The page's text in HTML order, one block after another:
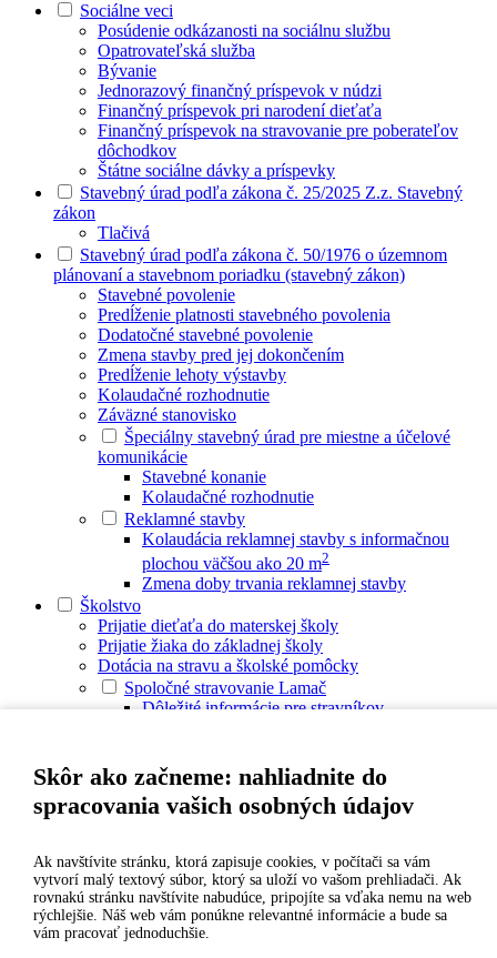
Skôr ako začneme: nahliadnite do
spracovania vašich osobných údajov
Ak navštívite stránku, ktorá zapisuje cookies, v počítači sa vám
vytvorí malý textový súbor, ktorý sa uloží vo vašom prehliadači. Ak
rovnakú stránku navštívite nabudúce, pripojíte sa vďaka nemu na web
rýchlejšie. Náš web vám ponúkne relevantné informácie a bude sa
vám pracovať jednoduchšie.
Sociálne veci
Posúdenie odkázanosti na sociálnu službu
Opatrovateľská služba
Bývanie
Jednorazový finančný príspevok v núdzi
Finančný príspevok pri narodení dieťaťa
Finančný príspevok na stravovanie pre poberateľov
dôchodkov
Štátne sociálne dávky a príspevky
Stavebný úrad podľa zákona č. 25/2025 Z.z. Stavebný
zákon
Tlačivá
Stavebný úrad podľa zákona č. 50/1976 o územnom
plánovaní a stavebnom poriadku (stavebný zákon)
Stavebné povolenie
Predĺženie platnosti stavebného povolenia
Dodatočné stavebné povolenie
Zmena stavby pred jej dokončením
Predĺženie lehoty výstavby
Kolaudačné rozhodnutie
Záväzné stanovisko
Špeciálny stavebný úrad pre miestne a účelové
komunikácie
Stavebné konanie
Kolaudačné rozhodnutie
Reklamné stavby
Kolaudácia reklamnej stavby s informačnou
plochou väčšou ako 20 m2
Zmena doby trvania reklamnej stavby
Školstvo
Prijatie dieťaťa do materskej školy
Prijatie žiaka do základnej školy
Dotácia na stravu a školské pomôcky
Spoločné stravovanie Lamač
Dôležité informácie pre stravníkov
Kontakty
Jedálny lístok ZŠ
Jedálny lístok MŠ
Zverejňovanie
Verejné obstarávanie
Automat na školské mlieko
Archív webovej stránky Školskej jedálne